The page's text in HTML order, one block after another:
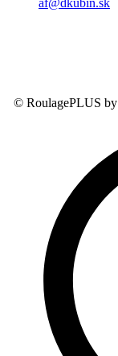
af@dkubin.sk
© RoulagePLUS by